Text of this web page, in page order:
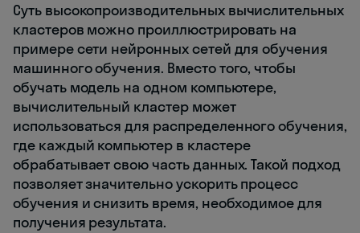
Суть высокопроизводительных вычислительных
кластеров можно проиллюстрировать на
примере сети нейронных сетей для обучения
машинного обучения. Вместо того, чтобы
обучать модель на одном компьютере,
вычислительный кластер может
использоваться для распределенного обучения,
где каждый компьютер в кластере
обрабатывает свою часть данных. Такой подход
позволяет значительно ускорить процесс
обучения и снизить время, необходимое для
получения результата.